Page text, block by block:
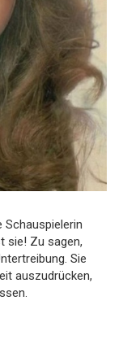
Schauspielerin
sie! Zu sagen,
Sie
auszudrücken,